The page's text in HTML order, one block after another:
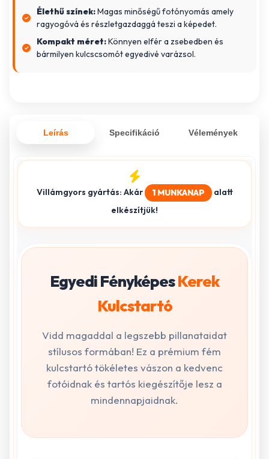
Élethű színek:Magas minőségű fotónyomás amely
ragyogóvá és részletgazdaggá teszi a képedet.
Kompakt méret:Könnyen elfér a zsebedben és
bármilyen kulcscsomót egyedivé varázsol.
Leírás Specifikáció Vélemények
Villámgyors gyártás: Akár 1 MUNKANAP
alatt
elkészítjük!
Egyedi FényképesKerek
Kulcstartó
Vidd magaddal a legszebb pillanataidat
stílusos formában! Ez a prémium fém
kulcstartó tökéletes vászon a kedvenc
fotóidnak és tartós kiegészítője lesz a
mindennapjaidnak.